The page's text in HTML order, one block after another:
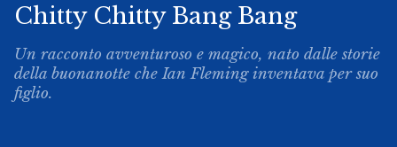
Chitty­ Chitty ­Bang ­Bang
Un racconto avventuroso e magico, nato dalle storie
della buonanotte che Ian Fleming inventava per suo
figlio.